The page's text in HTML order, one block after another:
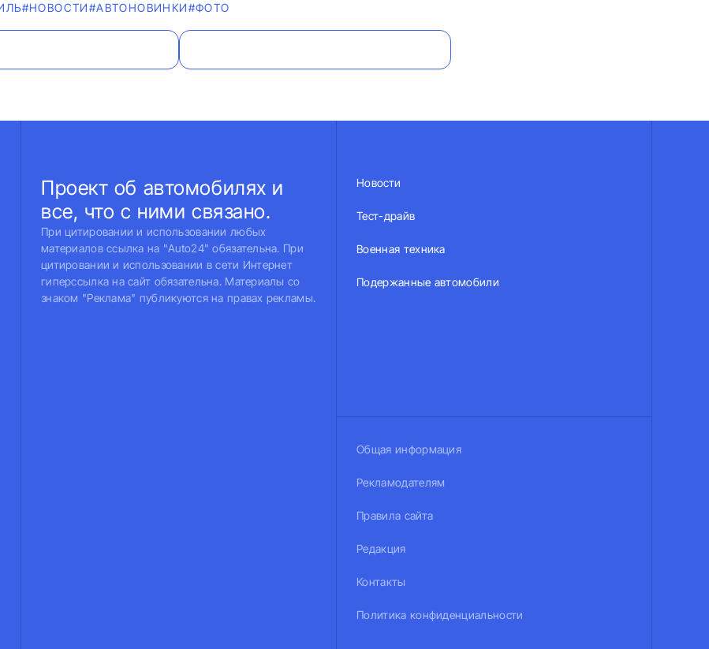
#НОВОСТИ#AВТОНОВИНКИ#ФОТО
Проект об автомобилях и
все, что с ними связано.
При цитировании и использовании любых
материалов ссылка на "Auto24" обязательна. При
цитировании и использовании в сети Интернет
гиперссылка на сайт обязательна. Материалы со
знаком "Реклама" публикуются на правах рекламы.
Новости
Тест-драйв
Военная техника
Подержанные автомобили
Общая информация
Рекламодателям
Правила сайта
Редакция
Контакты
Политика конфиденциальности